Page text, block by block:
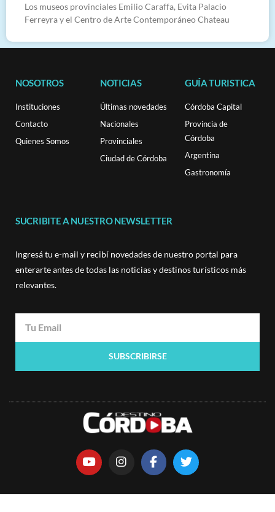
Los museos provinciales Emilio Caraffa, Evita Palacio
Ferreyra y el Centro de Arte Contemporáneo Chateau
NOSOTROS
Instituciones
Contacto
Quienes Somos
NOTICIAS
Últimas novedades
Nacionales
Provinciales
Ciudad de Córdoba
GUÍA TURISTICA
Córdoba Capital
Provincia de
Córdoba
Argentina
Gastronomía
SUCRIBITE A NUESTRO NEWSLETTER
Ingresá tu e-mail y recibí novedades de nuestro portal para
enterarte antes de todas las noticias y destinos turísticos más
relevantes.
SUBSCRIBIRSE